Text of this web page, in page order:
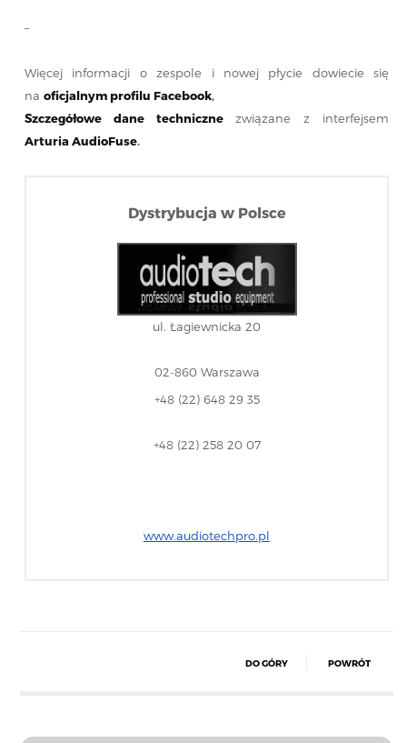
–
Więcej informacji o zespole i nowej płycie dowiecie się
na oficjalnym profilu Facebook,
Szczegółowe dane technicznezwiązane z interfejsem
Arturia AudioFuse.
Dystrybucja w Polsce
ul. Łagiewnicka 20
02-860 Warszawa
+48 (22) 648 29 35
+48 (22) 258 20 07
www.audiotechpro.pl
DO GÓRY POWRÓT